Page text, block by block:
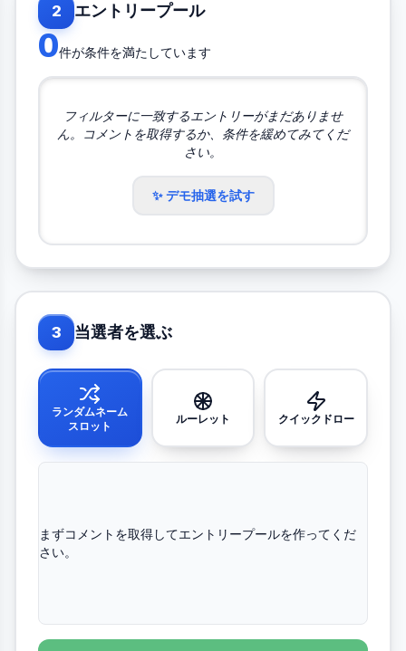
2 エントリープール
0件が条件を満たしています
フィルターに一致するエントリーがまだありませ
ん。コメントを取得するか、条件を緩めてみてくだ
さい。
✨ デモ抽選を試す
3 当選者を選ぶ
ランダムネーム
スロット
ルーレット クイックドロー
まずコメントを取得してエントリープールを作ってくだ
さい。